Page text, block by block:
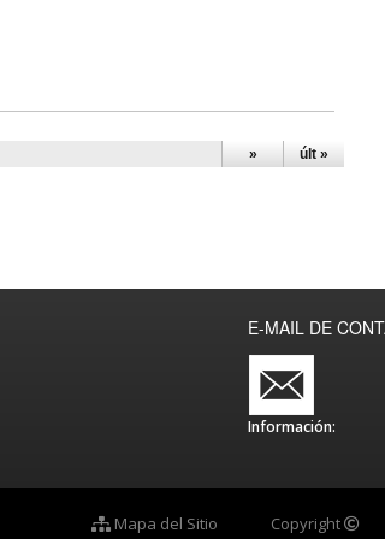
» últ »
E-MAIL DE
Información:
Mapa del Sitio
Copyright